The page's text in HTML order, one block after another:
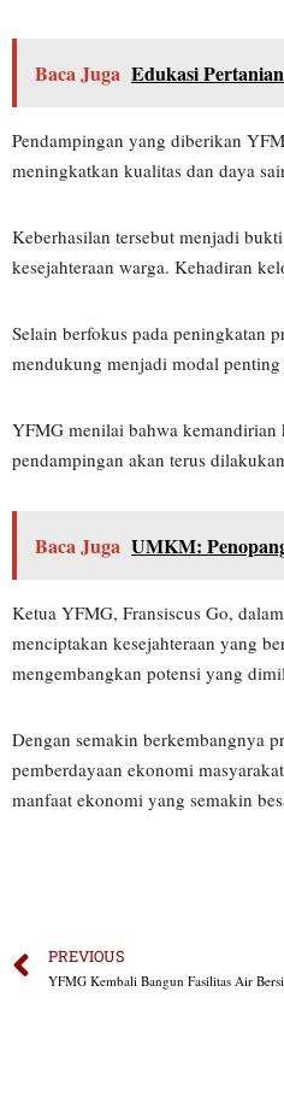
Baca Juga Edukasi
Pendampingan yang diberikan
meningkatkan kualitas dan daya
Keberhasilan tersebut menjadi
kesejahteraan warga. Kehadiran
Selain berfokus pada peningkatan
mendukung menjadi modal
YFMG menilai bahwa kemandirian
pendampingan akan terus
Baca Juga UMKM:
Ketua YFMG, Fransiscus Go,
menciptakan kesejahteraan yang
mengembangkan potensi yang
Dengan semakin berkembangnya
pemberdayaan ekonomi
manfaat ekonomi yang semakin
PREVIOUS
YFMG Kembali Bangun Fasilitas Air